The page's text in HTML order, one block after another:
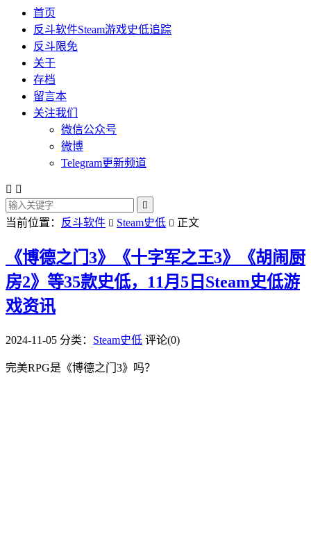
首页
反斗软件Steam游戏史低追踪
反斗限免
关于
存档
留言本
关注我们
微信公众号
微博
Telegram更新频道
 

当前位置： 反斗软件  Steam史低  正文
《博德之门3》《十字军之王3》《胡闹厨
房2》等35款史低，11月5日Steam史低游
戏资讯
2024-11-05 分类： Steam史低 评论(0)
完美RPG是《博德之门3》吗？